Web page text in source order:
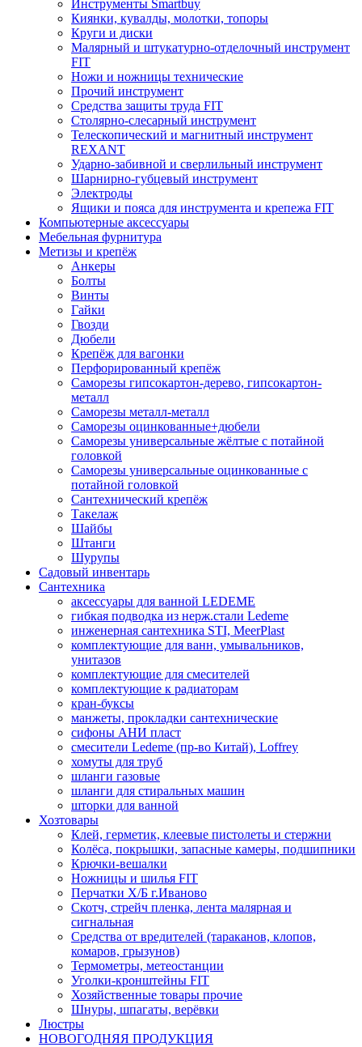
Инструменты Smartbuy
Киянки, кувалды, молотки, топоры
Круги и диски
Малярный и штукатурно-отделочный инструмент
FIT
Ножи и ножницы технические
Прочий инструмент
Средства защиты труда FIT
Столярно-слесарный инструмент
Телескопический и магнитный инструмент
REXANT
Ударно-забивной и сверлильный инструмент
Шарнирно-губцевый инструмент
Электроды
Ящики и пояса для инструмента и крепежа FIT
Компьютерные аксессуары
Мебельная фурнитура
Метизы и крепёж
Анкеры
Болты
Винты
Гайки
Гвозди
Дюбели
Крепёж для вагонки
Перфорированный крепёж
Саморезы гипсокартон-дерево, гипсокартон-
металл
Саморезы металл-металл
Саморезы оцинкованные+дюбели
Саморезы универсальные жёлтые с потайной
головкой
Саморезы универсальные оцинкованные с
потайной головкой
Сантехнический крепёж
Такелаж
Шайбы
Штанги
Шурупы
Садовый инвентарь
Сантехника
аксессуары для ванной LEDEME
гибкая подводка из нерж.стали Ledeme
инженерная сантехника STI, MeerPlast
комплектующие для ванн, умывальников,
унитазов
комплектующие для смесителей
комплектующие к радиаторам
кран-буксы
манжеты, прокладки сантехнические
сифоны АНИ пласт
смесители Ledeme (пр-во Китай), Loffrey
хомуты для труб
шланги газовые
шланги для стиральных машин
шторки для ванной
Хозтовары
Клей, герметик, клеевые пистолеты и стержни
Колёса, покрышки, запасные камеры, подшипники
Крючки-вешалки
Ножницы и шилья FIT
Перчатки Х/Б г.Иваново
Скотч, стрейч пленка, лента малярная и
сигнальная
Средства от вредителей (тараканов, клопов,
комаров, грызунов)
Термометры, метеостанции
Уголки-кронштейны FIT
Хозяйственные товары прочие
Шнуры, шпагаты, верёвки
Люстры
НОВОГОДНЯЯ ПРОДУКЦИЯ